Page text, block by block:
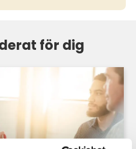
för dig